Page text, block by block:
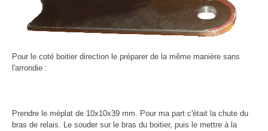
Pour le coté boitier direction le préparer de la même manière sans
l'arrondie :
Prendre le méplat de 10x10x39 mm. Pour ma part c'était la chute du
bras de relais. Le souder sur le bras du boitier, puis le mettre à la